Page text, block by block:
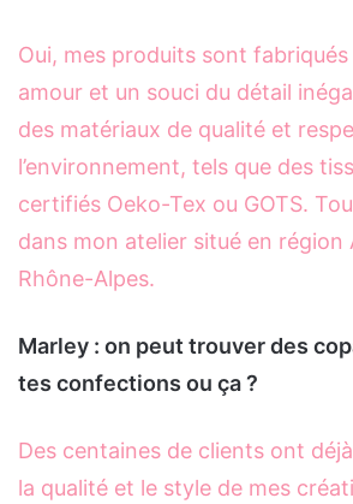
Oui, mes produits sont fabriqués
amour et un souci du détail
des matériaux de qualité et
l’environnement, tels que des
certifiés Oeko-Tex ou GOTS.
dans mon atelier situé en région
Rhône-Alpes.
Marley : on peut trouver des
tes confections ou ça ?
Des centaines de clients ont
la qualité et le style de mes